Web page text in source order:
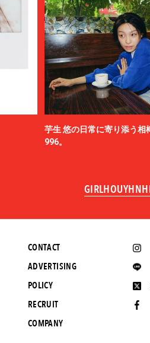
芋生 悠の日常に寄り添う相
996。
CONTACT
ADVERTISING
POLICY
RECRUIT
COMPANY